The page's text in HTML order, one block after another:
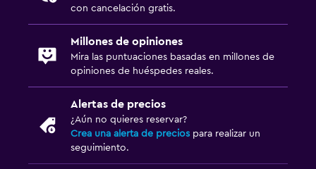
con cancelación gratis.
Millones de opiniones
Mira las puntuaciones basadas en millones de
opiniones de huéspedes reales.
Alertas de precios
¿Aún no quieres reservar?
Crea una alerta de precios para realizar un
seguimiento.